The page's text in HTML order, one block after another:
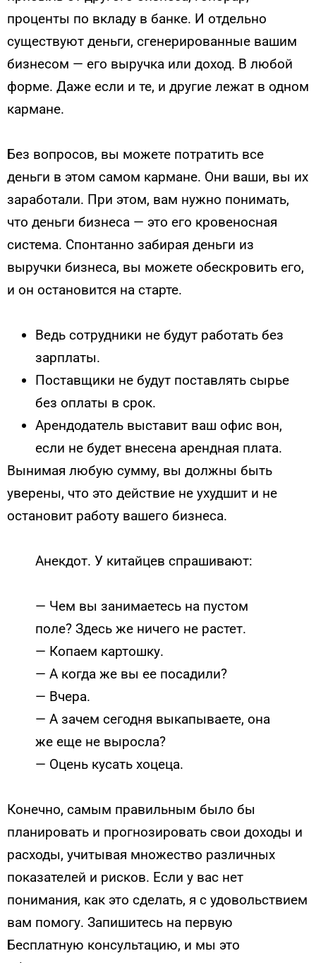
проценты по вкладу в банке. И отдельно
существуют деньги, сгенерированные вашим
бизнесом — его выручка или доход. В любой
форме. Даже если и те, и другие лежат в одном
кармане.
Без вопросов, вы можете потратить все
деньги в этом самом кармане. Они ваши, вы их
заработали. При этом, вам нужно понимать,
что деньги бизнеса — это его кровеносная
система. Спонтанно забирая деньги из
выручки бизнеса, вы можете обескровить его,
и он остановится на старте.
Ведь сотрудники не будут работать без
зарплаты.
Поставщики не будут поставлять сырье
без оплаты в срок.
Арендодатель выставит ваш офис вон,
если не будет внесена арендная плата.
Вынимая любую сумму, вы должны быть
уверены, что это действие не ухудшит и не
остановит работу вашего бизнеса.
Анекдот. У китайцев спрашивают:
— Чем вы занимаетесь на пустом
поле? Здесь же ничего не растет.
— Копаем картошку.
— А когда же вы ее посадили?
— Вчера.
— А зачем сегодня выкапываете, она
же еще не выросла?
— Оцень кусать хоцеца.
Конечно, самым правильным было бы
планировать и прогнозировать свои доходы и
расходы, учитывая множество различных
показателей и рисков. Если у вас нет
понимания, как это сделать, я с удовольствием
вам помогу. Запишитесь на первую
Бесплатную консультацию, и мы это